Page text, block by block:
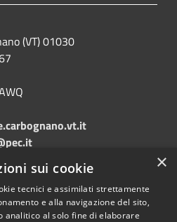
(VT) 01030
×
sui cookie
tecnici e assimilati strettamente
e alla navigazione del sito,
analitico al solo fine di elaborare